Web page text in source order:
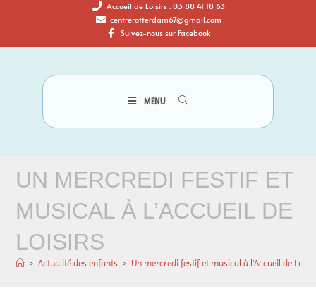
Accueil de Loisirs : 03 88 41 18 63
centrerotterdam67@gmail.com
Suivez-nous sur Facebook
MENU
UN MERCREDI FESTIF ET
MUSICAL À L’ACCUEIL DE
LOISIRS
> Actualité des enfants > Un mercredi festif et musical à l’Accueil de